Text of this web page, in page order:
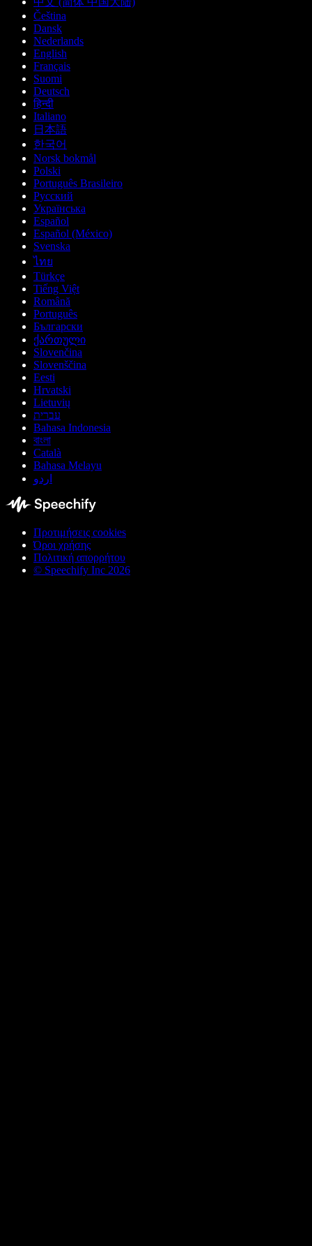
Čeština
Dansk
Nederlands
English
Français
Suomi
Deutsch
हिन्दी
Italiano
日本語
한국어
Norsk bokmål
Polski
Português Brasileiro
Русский
Українська
Español
Español (México)
Svenska
ไทย
Türkçe
Tiếng Việt
Română
Português
Български
ქართული
Slovenčina
Slovenščina
Eesti
Hrvatski
Lietuvių
עברית
Bahasa Indonesia
বাংলা
Català
Bahasa Melayu
اردو
Προτιμήσεις cookies
Όροι χρήσης
Πολιτική απορρήτου
© Speechify Inc 2026